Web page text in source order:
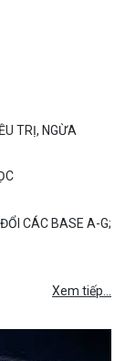
TRỊ, NGỪA
CÁC BASE A-G;
Xem tiếp...